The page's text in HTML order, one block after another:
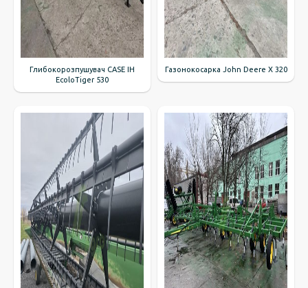
Глибокорозпушувач CASE IH
EcoloTiger 530
Газонокосарка John Deere X 320